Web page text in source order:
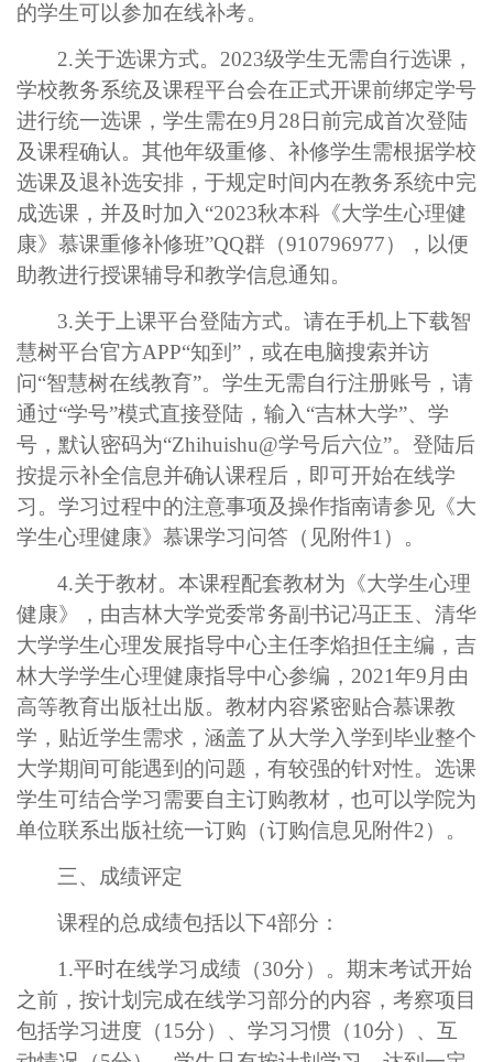
的学生可以参加在线补考。
2.关于选课方式。 2023级学生无需自行选课，
学校教务系统及课程平台会在正式开课前绑定学号
进行统一选课，学生需在9 月 28 日前完成首次登陆
及课程确认。其他年级重修、补修学生需根据学校
选课及退补选安排，于规定时间内在教务系统中完
成选课，并及时加入 “2023秋本科《大学生心理健
康》慕课重修补修班”QQ群（910796977），以便
助教进行授课辅导和教学信息通知。
3.关于上课平台登陆方式。请在手机上下载智
慧树平台官方APP“知到” ，或在电脑搜索并访
问“智慧树在线教育”。学生无需自行注册账号，请
通过“学号”模式直接登陆，输入“吉林大学”、 学
号，默认密码为“Zhihuishu@学号后六位”。登陆后
按提示补全信息并确认课程后，即可开始在线学
习。学习过程中的注意事项及操作指南请参见《大
学生心理健康》慕课学习问答（见附件1 ）。
4.关于教材。本课程配套教材为《大学生心理
健康》，由吉林大学党委常务副书记冯正玉、清华
大学学生心理发展指导中心主任李焰担任主编，吉
林大学学生心理健康指导中心参编， 2021年9 月由
高等教育出版社出版。教材内容紧密贴合慕课教
学，贴近学生需求，涵盖了从大学入学到毕业整个
大学期间可能遇到的问题，有较强的针对性。选课
学生可结合学习需要自主订购教材，也可以学院为
单位联系出版社统一订购（订购信息见附件2）。
三、成绩评定
课程的总成绩包括以下4部分：
1.平时在线学习成绩（30分）。期末考试开始
之前，按计划完成在线学习部分的内容，考察项目
包括学习进度（15分）、学习习惯（10分）、互